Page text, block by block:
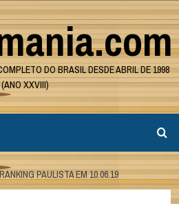
DO BRASIL DESDE ABRIL DE 1998
(ANO XXVIII)
PAULISTA EM 10.06.19